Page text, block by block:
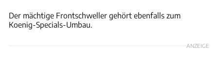
Der mächtige Frontschweller gehört ebenfalls zum
Koenig-Specials-Umbau.
ANZEIGE